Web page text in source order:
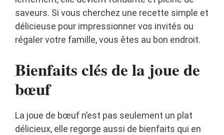
saveurs. Si vous cherchez une recette simple et
délicieuse pour impressionner vos invités ou
régaler votre famille, vous êtes au bon endroit.
Bienfaits clés de la joue de
bœuf
La joue de bœuf n’est pas seulement un plat
délicieux, elle regorge aussi de bienfaits qui en